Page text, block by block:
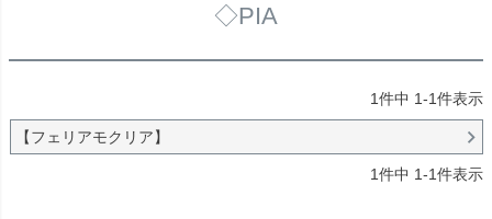
◇PIA
1件中 1-1件表示
【フェリアモクリア】
1件中 1-1件表示